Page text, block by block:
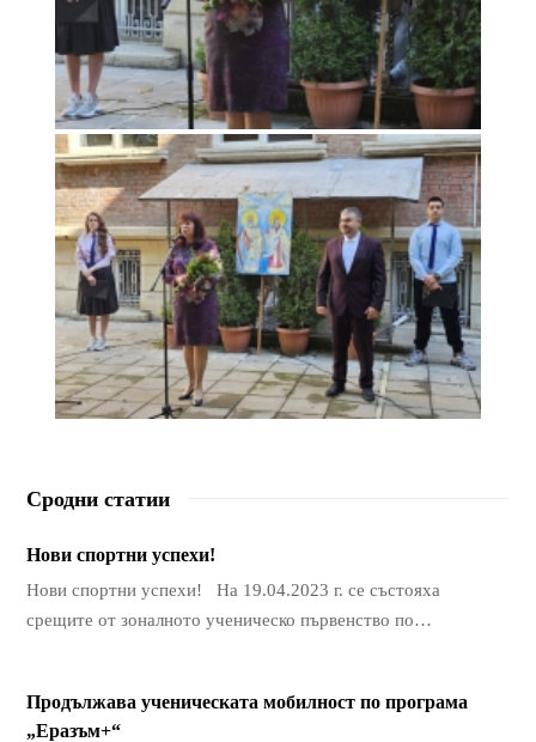
Сродни статии
Нови спортни успехи!
Нови спортни успехи! На 19.04.2023 г. се състояха
срещите от зоналното ученическо първенство по…
Продължава ученическата мобилност по програма
„Еразъм+“